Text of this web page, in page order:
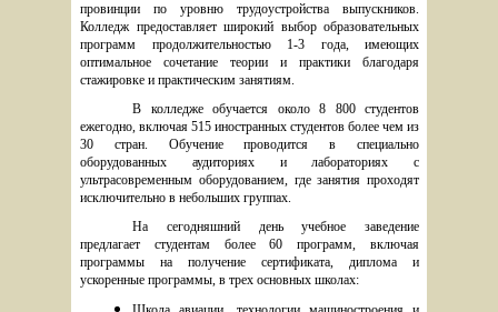
провинции по уровню трудоустройства выпускников.
Колледж предоставляет широкий выбор образовательных
программ продолжительностью 1-3 года, имеющих
оптимальное сочетание теории и практики благодаря
стажировке и практическим занятиям.
В колледже обучается около 8 800 студентов
ежегодно, включая 515 иностранных студентов более чем из
30 стран. Обучение проводится в специально
оборудованных аудиториях и лабораториях с
ультрасовременным оборудованием, где занятия проходят
исключительно в небольших группах.
На сегодняшний день учебное заведение
предлагает студентам более 60 программ, включая
программы на получение сертификата, диплома и
ускоренные программы, в трех основных школах: